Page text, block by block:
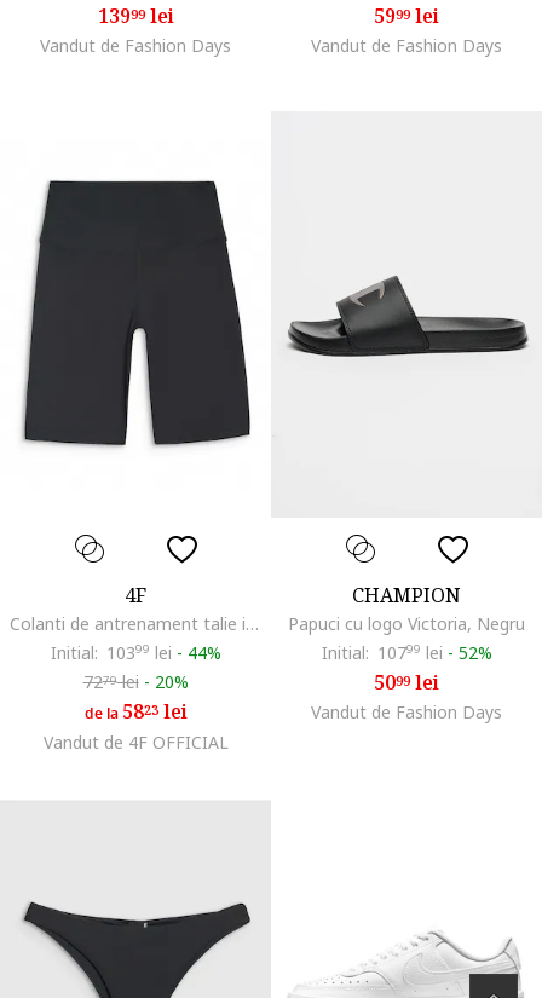
13999lei
Vandut de Fashion Days
5999lei
Vandut de Fashion Days
4F
Colanti de antrenament talie inalta, uscare rapida, Negru
Initial: 10399 lei - 44%
7279lei - 20%
de la 5823lei
Vandut de 4F OFFICIAL
CHAMPION
Papuci cu logo Victoria, Negru
Initial: 10799 lei - 52%
5099lei
Vandut de Fashion Days